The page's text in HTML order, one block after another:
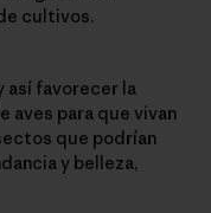
cultivos.
así favorecer la
aves para que vivan
que podrían
y belleza,